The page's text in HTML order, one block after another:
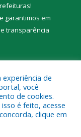
!
garantimos em
transparência
de Trairão.
de
você
de cookies.
é feito, acesse
clique em